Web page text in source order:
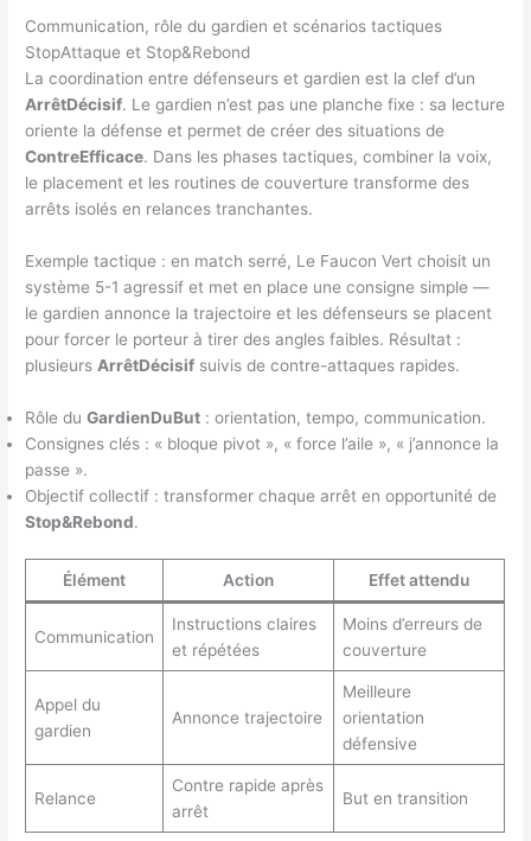
Communication, rôle du gardien et scénarios tactiques
StopAttaque et Stop&Rebond
La coordination entre défenseurs et gardien est la clef d’un
ArrêtDécisif. Le gardien n’est pas une planche fixe : sa lecture
oriente la défense et permet de créer des situations de
ContreEfficace. Dans les phases tactiques, combiner la voix,
le placement et les routines de couverture transforme des
arrêts isolés en relances tranchantes.
Exemple tactique : en match serré, Le Faucon Vert choisit un
système 5-1 agressif et met en place une consigne simple —
le gardien annonce la trajectoire et les défenseurs se placent
pour forcer le porteur à tirer des angles faibles. Résultat :
plusieurs ArrêtDécisif suivis de contre-attaques rapides.
Rôle duGardienDuBut : orientation, tempo, communication.
Consignes clés : « bloque pivot », « force l’aile », « j’annonce la
passe ».
Objectif collectif : transformer chaque arrêt en opportunité de
Stop&Rebond.
Élément Action Effet attendu
Communication
Instructions claires
et répétées
Moins d’erreurs de
couverture
Appel du
gardien
Annonce trajectoire
Meilleure
orientation
défensive
Relance
Contre rapide après
arrêt
But en transition